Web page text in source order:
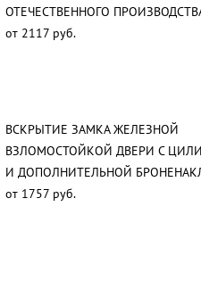
ОТЕЧЕСТВЕННОГО
от 2117 руб.
ВСКРЫТИЕ ЗАМКА ЖЕЛЕЗНОЙ
ВЗЛОМОСТОЙКОЙ ДВЕРИ С
И ДОПОЛНИТЕЛЬНОЙ
от 1757 руб.